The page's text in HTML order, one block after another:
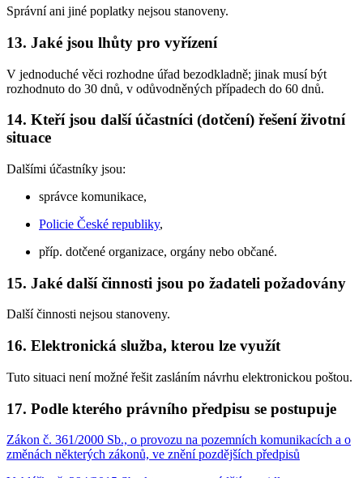
Správní ani jiné poplatky nejsou stanoveny.
13. Jaké jsou lhůty pro vyřízení
V jednoduché věci rozhodne úřad bezodkladně; jinak musí být
rozhodnuto do 30 dnů, v odůvodněných případech do 60 dnů.
14. Kteří jsou další účastníci (dotčení) řešení životní
situace
Dalšími účastníky jsou:
správce komunikace,
Policie České republiky,
příp. dotčené organizace, orgány nebo občané.
15. Jaké další činnosti jsou po žadateli požadovány
Další činnosti nejsou stanoveny.
16. Elektronická služba, kterou lze využít
Tuto situaci není možné řešit zasláním návrhu elektronickou poštou.
17. Podle kterého právního předpisu se postupuje
Zákon č. 361/2000 Sb., o provozu na pozemních komunikacích a o
změnách některých zákonů, ve znění pozdějších předpisů